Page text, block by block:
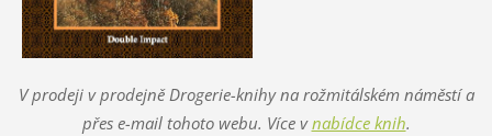
V prodeji v prodejně Drogerie-knihy na rožmitálském náměstí a
přes e-mail tohoto webu. Více vnabídce knih.